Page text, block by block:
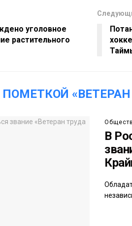
уголовное
растительного
«ВЕТЕРАН
В